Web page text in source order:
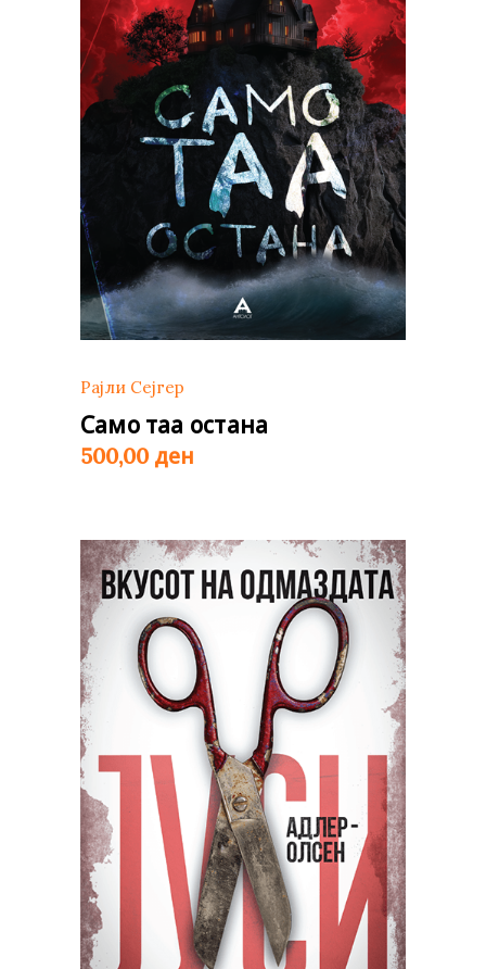
Рајли Сејгер
Само таа остана
500,00 ден